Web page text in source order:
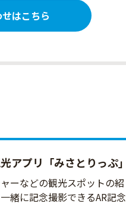
はこちら
アプリ「みさとりっ‪ぷ‬」
ーなどの観光スポットの紹
緒に記念撮影できるAR記念